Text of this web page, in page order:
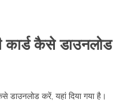
कार्ड कैसे डाउनलोड
डाउनलोड करें, यहां दिया गया है।